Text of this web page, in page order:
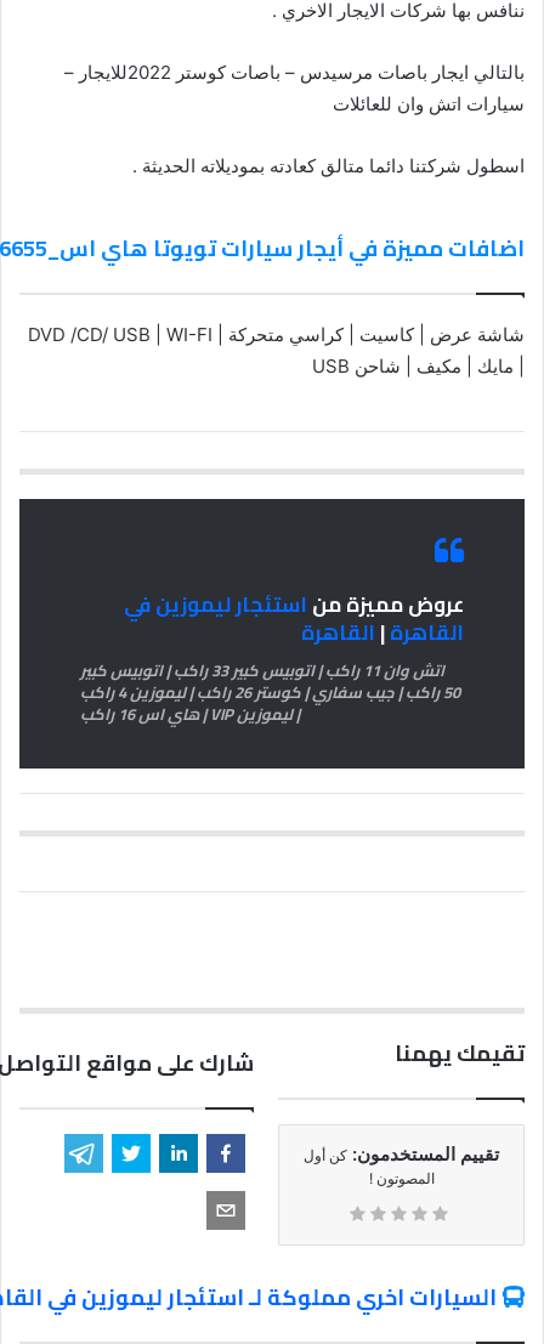
ننافس بها شركات الايجار الاخري .
بالتالي ايجار باصات مرسيدس – باصات كوستر 2022للايجار –
سيارات اتش وان للعائلات
اسطول شركتنا دائما متالق كعادته بموديلاته الحديثة .
اضافات مميزة في أيجار سيارات تويوتا هاي اس_01102106655
شاشة عرض | كاسيت | كراسي متحركة | DVD /CD/ USB | WI-FI
| مايك | مكيف | شاحن USB
عروض مميزة مناستئجار ليموزين في
القاهرة|القاهرة
اتش وان 11 راكب | اتوبيس كبير 33 راكب | اتوبيس كبير
50 راكب | جيب سفاري | كوستر 26 راكب | ليموزين 4 راكب
| ليموزين VIP | هاي اس 16 راكب
تقيمك يهمنا
تقييم المستخدمون: كن أول
المصوتون !
شارك على مواقع
السيارات اخري مملوكة لـ استئجار ليموزين في